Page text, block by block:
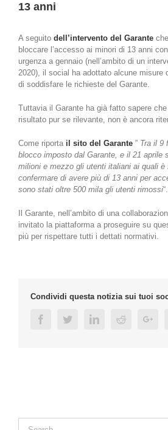
13 anni
A seguito dell’intervento del Garante
bloccare l’accesso ai minori di 13 anni
urgenza a gennaio (nell’ambito di un
2020), il social ha adottato alcune misure
di soddisfare le richieste del Garante.
Tuttavia il Garante ha già fatto sapere che
risultato pur se rilevante, non è ancora
Come riporta il sito del Garante ” Tra il 9
blocco imposto dal Garante, e il 21 aprile
milioni e mezzo gli utenti italiani ai quali
confermare di avere più di 13 anni per
sono stati oltre 500 mila gli utenti rimossi“.
Il Garante, nell’ambito di una
invitato la piattaforma a proseguire su
più per rispettare tutti i dettati normativi.
Condividi questa notizia sui tuoi
FacebookTwitterLinkedinReddit